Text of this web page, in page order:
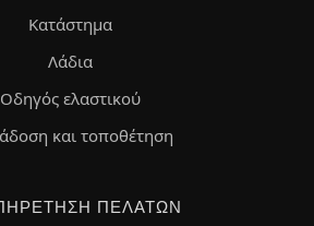
Κατάστημα
Λάδια
Οδηγός ελαστικού
και τοποθέτηση
ΠΕΛΑΤΏΝ